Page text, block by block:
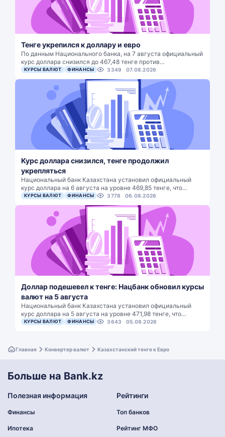
Тенге укрепился к доллару и евро
По данным Национального банка, на 7 августа официальный
курс доллара снизился до 467,48 тенге против…
КУРСЫ ВАЛЮТ ФИНАНСЫ 3349 07.08.2026
Курс доллара снизился, тенге продолжил
укрепляться
Национальный банк Казахстана установил официальный
курс доллара на 6 августа на уровне 469,85 тенге, что…
КУРСЫ ВАЛЮТ ФИНАНСЫ 3778 06.08.2026
Доллар подешевел к тенге: Нацбанк обновил курсы
валют на 5 августа
Национальный банк Казахстана установил официальный
курс доллара на 5 августа на уровне 471,98 тенге, что…
КУРСЫ ВАЛЮТ ФИНАНСЫ 3643 05.08.2026
Главная Конвертер валют Казахстанский тенге к Евро
Больше на Bank.kz
Полезная информация
Финансы
Ипотека
Рейтинги
Топ банков
Рейтинг МФО